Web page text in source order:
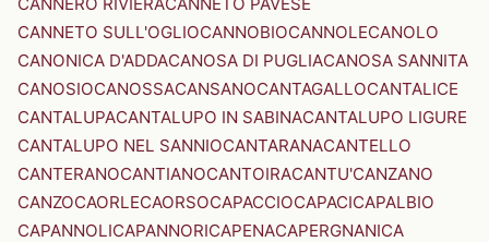
CANNETO SULL'OGLIOCANNOBIOCANNOLECANOLO
CANONICA D'ADDACANOSA DI PUGLIACANOSA SANNITA
CANOSIOCANOSSACANSANOCANTAGALLOCANTALICE
CANTALUPACANTALUPO IN SABINACANTALUPO LIGURE
CANTALUPO NEL SANNIOCANTARANACANTELLO
CANTERANOCANTIANOCANTOIRACANTU'CANZANO
CANZOCAORLECAORSOCAPACCIOCAPACICAPALBIO
CAPANNOLICAPANNORICAPENACAPERGNANICA